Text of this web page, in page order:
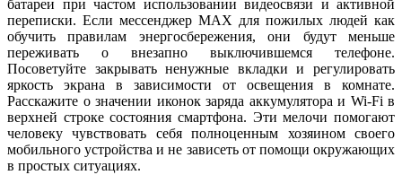
батареи при частом использовании видеосвязи и активной
переписки. Если мессенджер MAX для пожилых людей как
обучить правилам энергосбережения, они будут меньше
переживать о внезапно выключившемся телефоне.
Посоветуйте закрывать ненужные вкладки и регулировать
яркость экрана в зависимости от освещения в комнате.
Расскажите о значении иконок заряда аккумулятора и Wi-Fi в
верхней строке состояния смартфона. Эти мелочи помогают
человеку чувствовать себя полноценным хозяином своего
мобильного устройства и не зависеть от помощи окружающих
в простых ситуациях.